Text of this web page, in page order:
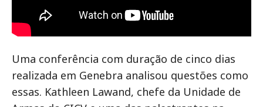
Uma conferência com duração de cinco dias
realizada em Genebra analisou questões como
essas. Kathleen Lawand, chefe da Unidade de